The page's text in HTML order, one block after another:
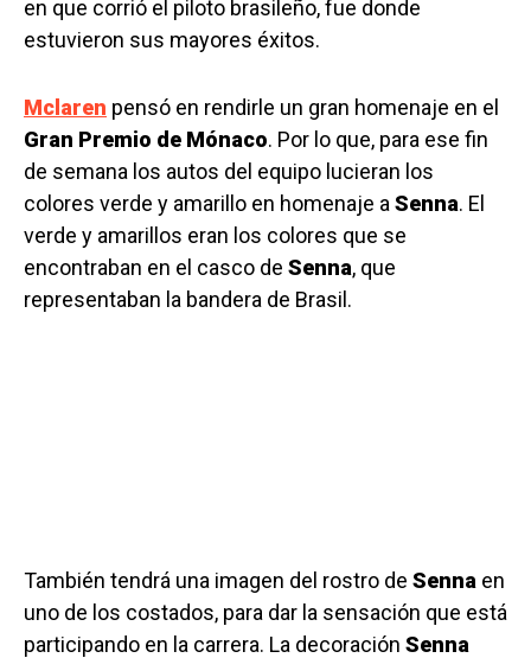
en que corrió el piloto brasileño, fue donde
estuvieron sus mayores éxitos.
Mclaren pensó en rendirle un gran homenaje en el
Gran Premio de Mónaco. Por lo que, para ese fin
de semana los autos del equipo lucieran los
colores verde y amarillo en homenaje a Senna. El
verde y amarillos eran los colores que se
encontraban en el casco de Senna, que
representaban la bandera de Brasil.
También tendrá una imagen del rostro de Senna en
uno de los costados, para dar la sensación que está
participando en la carrera. La decoración Senna